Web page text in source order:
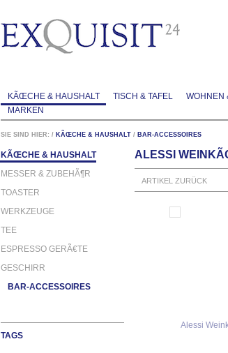
KÃŒCHE & HAUSHALT TISCH & TAFEL WOHNEN
MARKEN
SIE SIND HIER: / KÃŒCHE & HAUSHALT / BAR-ACCESSOIRES
KÃŒCHE & HAUSHALT
MESSER & ZUBEHÃ¶R
TOASTER
WERKZEUGE
TEE
ESPRESSO GERÃ€TE
GESCHIRR
BAR-ACCESSOIRES
TAGS
ALESSI
ARTIKEL ZURÜCK